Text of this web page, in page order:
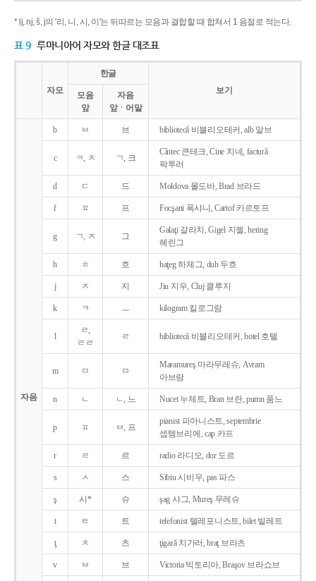
* lj, nj, š, j의 '리, 니, 시, 이'는 뒤따르는 모음과 결합할 때 합쳐서 1 음절로 적는다.
표 9 루마니아어 자모와 한글 대조표
자모
한글
보기
모음
앞
자음
앞ㆍ어말
자음
b ㅂ 브 bibliotecǎ 비블리오테커, alb 알브
c ㅋ, ㅊ ㄱ, 크
Cîntec 큰테크, Cine 치네, facturǎ
팍투러
d ㄷ 드 Moldova 몰도바, Brad 브라드
f ㅍ 프 Focşani 폭샤니, Cartof 카르토프
g ㄱ, ㅈ 그
Galaţi 갈라치, Gigel 지젤, hering
헤린그
h ㅎ 흐 haţeg 하체그, duh 두흐
j ㅈ 지 Jiu 지우, Cluj 클루지
k ㅋ ㅡ kilogram 킬로그람
l
ㄹ,
ㄹㄹ
ㄹ bibliotecǎ 비블리오테커, hotel 호텔
m ㅁ ㅁ
Maramureş 마라무레슈, Avram
아브람
n ㄴ ㄴ, 느 Nucet 누체트, Bran 브란, pumn 품느
p ㅍ ㅂ, 프
pianist 피아니스트, septembrie
셉템브리에, cap 카프
r ㄹ 르 radio 라디오, dor 도르
s ㅅ 스 Sibiu 시비우, pas 파스
ş 시* 슈 şag 샤그, Mureş 무레슈
t ㅌ 트 telefonist 텔레포니스트, bilet 빌레트
ţ ㅊ 츠 ţigarǎ 치가러, braţ 브라츠
v ㅂ 브 Victoria 빅토리아, Braşov 브라쇼브